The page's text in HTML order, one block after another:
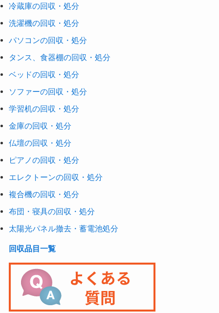
冷蔵庫の回収・処分
洗濯機の回収・処分
パソコンの回収・処分
タンス、食器棚の回収・処分
ベッドの回収・処分
ソファーの回収・処分
学習机の回収・処分
金庫の回収・処分
仏壇の回収・処分
ピアノの回収・処分
エレクトーンの回収・処分
複合機の回収・処分
布団・寝具の回収・処分
太陽光パネル撤去・蓄電池処分
回収品目一覧